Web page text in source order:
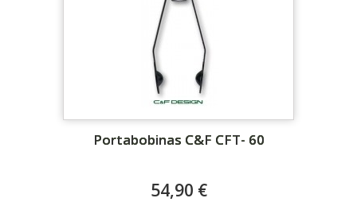
Portabobinas C&F CFT- 60
54,90 €